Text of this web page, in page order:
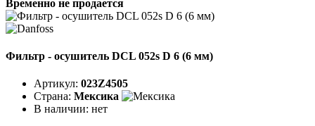
Временно не продается
Фильтр - осушитель DCL 052s D 6 (6 мм)
Артикул: 023Z4505
Страна: Мексика
В наличии: нет